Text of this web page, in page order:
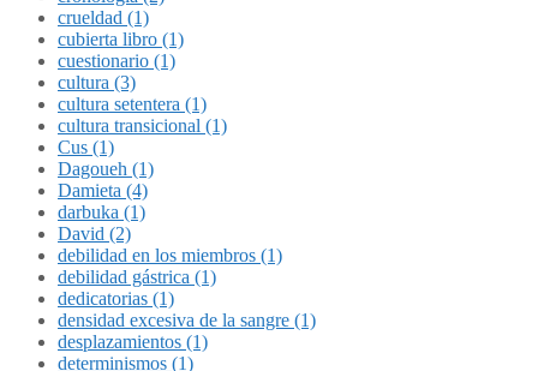
crueldad (1)
cubierta libro (1)
cuestionario (1)
cultura (3)
cultura setentera (1)
cultura transicional (1)
Cus (1)
Dagoueh (1)
Damieta (4)
darbuka (1)
David (2)
debilidad en los miembros (1)
debilidad gástrica (1)
dedicatorias (1)
densidad excesiva de la sangre (1)
desplazamientos (1)
determinismos (1)